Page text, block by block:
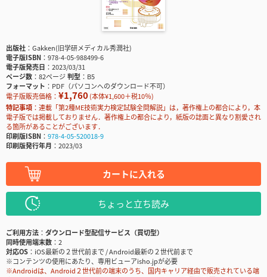
出版社
Gakken(旧学研メディカル秀潤社)
電子版ISBN
978-4-05-988499-6
電子版発売日
2023/03/31
ページ数
82ページ判型
B5
フォーマット
PDF（パソコンへのダウンロード不可）
電子版販売価格： ¥1,760(本体¥1,600＋税10％)
特記事項
連載「第2種ME技術実力検定試験全問解説」は，著作権上の都合により，本
電子版では掲載しておりません．著作権上の都合により，紙版の誌面と異なり割愛され
る箇所があることがございます．
印刷版ISBN
978-4-05-520018-9
印刷版発行年月
2023/03
カートに入れる
ちょっと立ち読み
ご利用方法
ダウンロード型配信サービス（買切型）
同時使用端末数
2
対応OS
iOS最新の２世代前まで / Android最新の２世代前まで
※コンテンツの使用にあたり、専用ビューアisho.jpが必要
※Androidは、Android２世代前の端末のうち、国内キャリア経由で販売されている端